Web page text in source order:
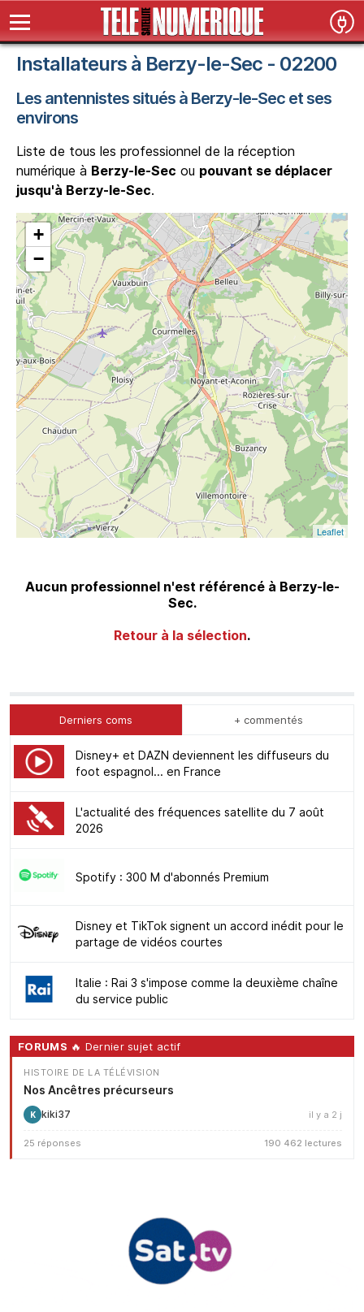
Installateurs à Berzy-le-Sec - 02200
Les antennistes situés à Berzy-le-Sec et ses
environs
Liste de tous les professionnel de la réception
numérique à Berzy-le-Sec ou pouvant se déplacer
jusqu'à Berzy-le-Sec.
+
−
Leaflet
Aucun professionnel n'est référencé à Berzy-le-
Sec.
Retour à la sélection.
Derniers coms + commentés
Disney+ et DAZN deviennent les diffuseurs du
foot espagnol... en France
L'actualité des fréquences satellite du 7 août
2026
Spotify : 300 M d'abonnés Premium
Disney et TikTok signent un accord inédit pour le
partage de vidéos courtes
Italie : Rai 3 s'impose comme la deuxième chaîne
du service public
FORUMS 🔥 Dernier sujet actif
HISTOIRE DE LA TÉLÉVISION
Nos Ancêtres précurseurs
K kiki37 il y a 2 j
25 réponses 190 462 lectures